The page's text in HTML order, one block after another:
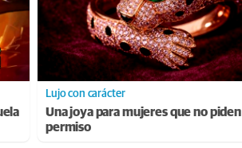
Lujo con carácter
Una joya para mujeres que no piden
permiso